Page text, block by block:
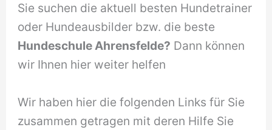
Sie suchen die aktuell besten Hundetrainer
oder Hundeausbilder bzw. die beste
Hundeschule Ahrensfelde? Dann können
wir Ihnen hier weiter helfen
Wir haben hier die folgenden Links für Sie
zusammen getragen mit deren Hilfe Sie